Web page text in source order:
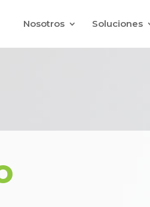
Nosotros Soluciones